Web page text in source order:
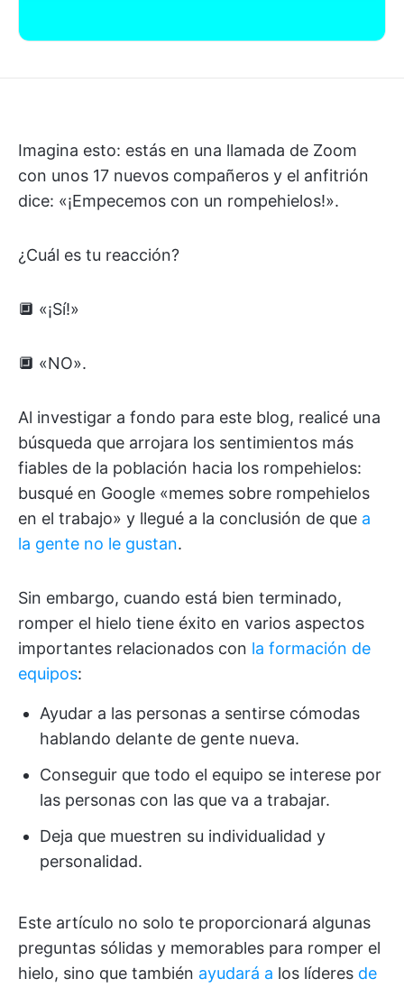
Imagina esto: estás en una llamada de Zoom
con unos 17 nuevos compañeros y el anfitrión
dice: «¡Empecemos con un rompehielos!».
¿Cuál es tu reacción?
🔲 «¡Sí!»
🔲 «NO».
Al investigar a fondo para este blog, realicé una
búsqueda que arrojara los sentimientos más
fiables de la población hacia los rompehielos:
busqué en Google «memes sobre rompehielos
en el trabajo» y llegué a la conclusión de que a
la gente no le gustan.
Sin embargo, cuando está bien terminado,
romper el hielo tiene éxito en varios aspectos
importantes relacionados con la formación de
equipos:
Ayudar a las personas a sentirse cómodas
hablando delante de gente nueva.
Conseguir que todo el equipo se interese por
las personas con las que va a trabajar.
Deja que muestren su individualidad y
personalidad.
Este artículo no solo te proporcionará algunas
preguntas sólidas y memorables para romper el
hielo, sino que también ayudará a los líderes de